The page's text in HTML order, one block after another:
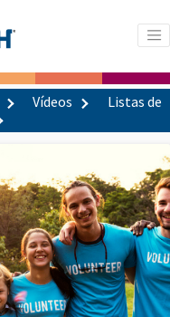
Vídeos
Listas de